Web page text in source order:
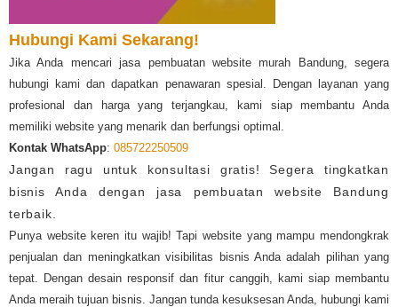
Hubungi Kami Sekarang!
Jika Anda mencari jasa pembuatan website murah Bandung, segera
hubungi kami dan dapatkan penawaran spesial. Dengan layanan yang
profesional dan harga yang terjangkau, kami siap membantu Anda
memiliki website yang menarik dan berfungsi optimal.
Kontak WhatsApp: 085722250509
Jangan ragu untuk konsultasi gratis! Segera tingkatkan
bisnis Anda dengan jasa pembuatan website Bandung
terbaik.
Punya website keren itu wajib! Tapi website yang mampu mendongkrak
penjualan dan meningkatkan visibilitas bisnis Anda adalah pilihan yang
tepat. Dengan desain responsif dan fitur canggih, kami siap membantu
Anda meraih tujuan bisnis. Jangan tunda kesuksesan Anda, hubungi kami